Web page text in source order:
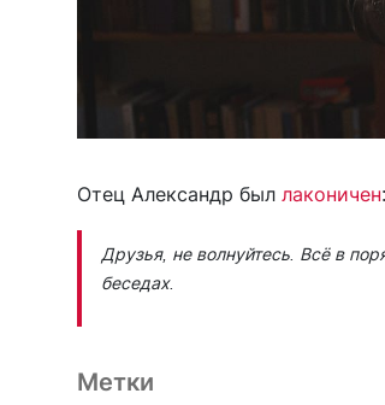
Отец Александр был лаконичен:
Друзья, не волнуйтесь. Всё в
беседах.
Метки